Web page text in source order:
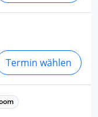
Termin wählen